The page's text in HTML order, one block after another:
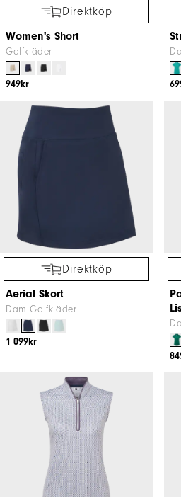
Direktköp
Women's Short
Golfkläder
949kr
Direktköp
Aerial Skort
Dam Golfkläder
1 099kr